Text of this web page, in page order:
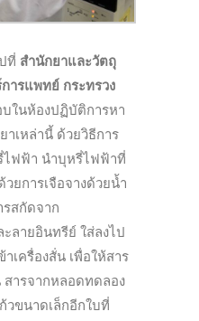
ที่ สำนักยาและวัตถุ
ารแพทย์ กระทรวง
บในห้องปฏิบัติการหา
าเหล่านี้ ด้วยวิธีการ
ฟฟ้า นำบุหรี่ไฟฟ้าที่
ยการเจือจางด้วยน้ำ
รสกัดจาก
ลายอินทรีย์ ใส่ลงไป
เครื่องสั่น เพื่อให้สาร
สารจากหลอดทดลอง
วขนาดเล็กอีกใบที่